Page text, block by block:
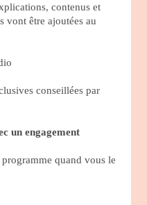
contenus et
vont être ajoutées au
conseillées par
un engagement
quand vous le